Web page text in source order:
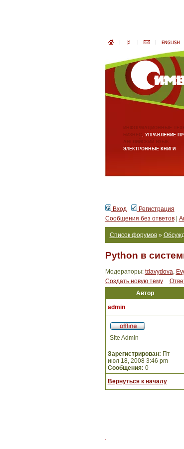
ИНФОРМАЦИОННЫЕ
БИЗНЕС, УПРАВЛЕНИЕ
АНГЛИЙСКИЙ ЯЗЫК
ЭЛЕКТРОННЫЕ КНИГИ
Вход
Регистрация
Сообщения без ответов|
Список форумов»
Python в
Модераторы: tdavydova,
Создать новую тему
Автор
admin
Site Admin
Зарегистрирован: Пт
июл 18, 2008 3:46 pm
Сообщения: 0
Вернуться к началу